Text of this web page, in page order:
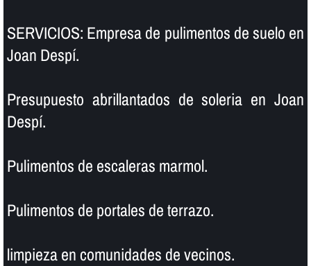
SERVICIOS: Empresa de pulimentos de suelo en
Joan Despí.
Presupuesto abrillantados de soleria en Joan
Despí.
Pulimentos de escaleras marmol.
Pulimentos de portales de terrazo.
limpieza en comunidades de vecinos.